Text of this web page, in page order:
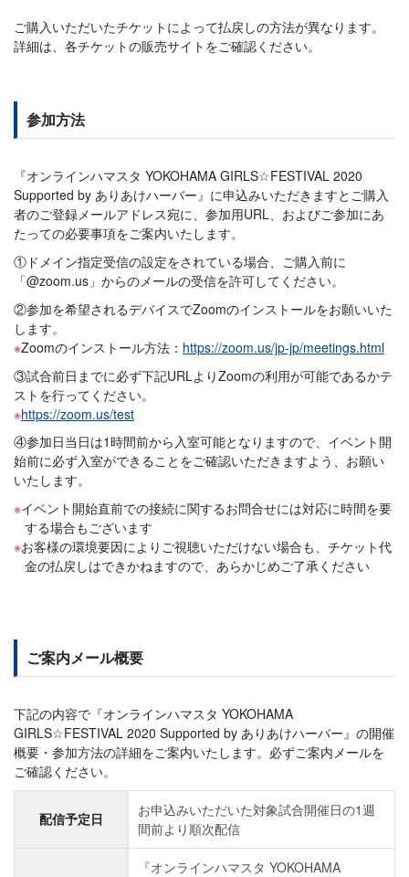
ご購入いただいたチケットによって払戻しの方法が異なります。
詳細は、各チケットの販売サイトをご確認ください。
参加方法
『オンラインハマスタ YOKOHAMA GIRLS☆FESTIVAL 2020
Supported by ありあけハーバー』に申込みいただきますとご購入
者のご登録メールアドレス宛に、参加用URL、およびご参加にあ
たっての必要事項をご案内いたします。
①ドメイン指定受信の設定をされている場合、ご購入前に
「@zoom.us」からのメールの受信を許可してください。
②参加を希望されるデバイスでZoomのインストールをお願いいた
します。
Zoomのインストール方法： https://zoom.us/jp-jp/meetings.html
③試合前日までに必ず下記URLよりZoomの利用が可能であるかテ
ストを行ってください。
https://zoom.us/test
④参加日当日は1時間前から入室可能となりますので、イベント開
始前に必ず入室ができることをご確認いただきますよう、お願い
いたします。
イベント開始直前での接続に関するお問合せには対応に時間を要
する場合もございます
お客様の環境要因によりご視聴いただけない場合も、チケット代
金の払戻しはできかねますので、あらかじめご了承ください
ご案内メール概要
下記の内容で『オンラインハマスタ YOKOHAMA
GIRLS☆FESTIVAL 2020 Supported by ありあけハーバー』の開催
概要・参加方法の詳細をご案内いたします。必ずご案内メールを
ご確認ください。
配信予定日
お申込みいただいた対象試合開催日の1週
間前より順次配信
『オンラインハマスタ YOKOHAMA